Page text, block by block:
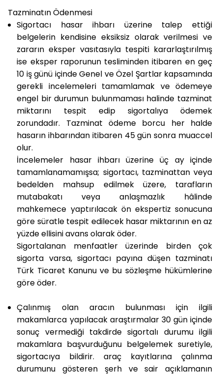
Tazminatın Ödenmesi
Sigortacı hasar ihbarı üzerine talep ettiği
belgelerin kendisine eksiksiz olarak verilmesi ve
zararın eksper vasıtasıyla tespiti kararlaştırılmış
ise eksper raporunun tesliminden itibaren en geç
10 iş günü içinde Genel ve Özel Şartlar kapsamında
gerekli incelemeleri tamamlamak ve ödemeye
engel bir durumun bulunmaması halinde tazminat
miktarını tespit edip sigortalıya ödemek
zorundadır. Tazminat ödeme borcu her halde
hasarın ihbarından itibaren 45 gün sonra muaccel
olur.
İncelemeler hasar ihbarı üzerine üç ay içinde
tamamlanamamışsa; sigortacı, tazminattan veya
bedelden mahsup edilmek üzere, tarafların
mutabakatı veya anlaşmazlık hâlinde
mahkemece yaptırılacak ön ekspertiz sonucuna
göre süratle tespit edilecek hasar miktarının en az
yüzde ellisini avans olarak öder.
Sigortalanan menfaatler üzerinde birden çok
sigorta varsa, sigortacı payına düşen tazminatı
Türk Ticaret Kanunu ve bu sözleşme hükümlerine
göre öder.
Çalınmış olan aracın bulunması için ilgili
makamlarca yapılacak araştırmalar 30 gün içinde
sonuç vermediği takdirde sigortalı durumu ilgili
makamlara başvurduğunu belgelemek suretiyle,
sigortacıya bildirir. araç kayıtlarına çalınma
durumunu gösteren şerh ve sair açıklamanın